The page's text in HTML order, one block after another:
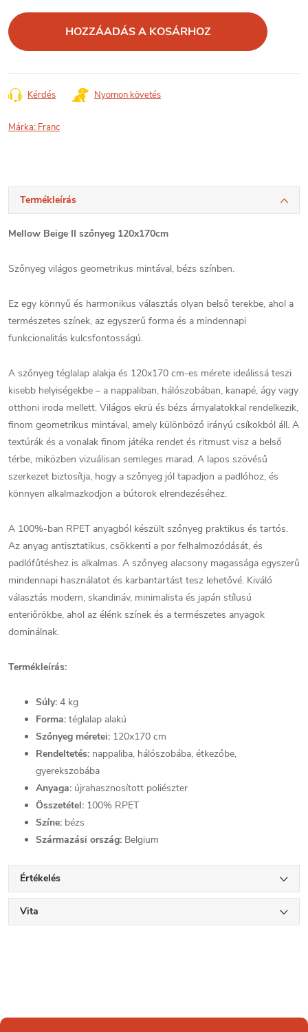
HOZZÁADÁS A KOSÁRHOZ
Kérdés Nyomon követés
Márka: Franc
Termékleírás
Mellow Beige II szőnyeg 120x170cm
Szőnyeg világos geometrikus mintával, bézs színben.
Ez egy könnyű és harmonikus választás olyan belső terekbe, ahol a
természetes színek, az egyszerű forma és a mindennapi
funkcionalitás kulcsfontosságú.
A szőnyeg téglalap alakja és 120x170 cm-es mérete ideálissá teszi
kisebb helyiségekbe – a nappaliban, hálószobában, kanapé, ágy vagy
otthoni iroda mellett. Világos ekrü és bézs árnyalatokkal rendelkezik,
finom geometrikus mintával, amely különböző irányú csíkokból áll. A
textúrák és a vonalak finom játéka rendet és ritmust visz a belső
térbe, miközben vizuálisan semleges marad. A lapos szövésű
szerkezet biztosítja, hogy a szőnyeg jól tapadjon a padlóhoz, és
könnyen alkalmazkodjon a bútorok elrendezéséhez.
A 100%-ban RPET anyagból készült szőnyeg praktikus és tartós.
Az anyag antisztatikus, csökkenti a por felhalmozódását, és
padlófűtéshez is alkalmas. A szőnyeg alacsony magassága egyszerű
mindennapi használatot és karbantartást tesz lehetővé. Kiváló
választás modern, skandináv, minimalista és japán stílusú
enteriőrökbe, ahol az élénk színek és a természetes anyagok
dominálnak.
Termékleírás:
Súly: 4 kg
Forma: téglalap alakú
Szőnyeg méretei: 120x170 cm
Rendeltetés: nappaliba, hálószobába, étkezőbe,
gyerekszobába
Anyaga: újrahasznosított poliészter
Összetétel: 100% RPET
Színe: bézs
Származási ország: Belgium
Értékelés
Vita